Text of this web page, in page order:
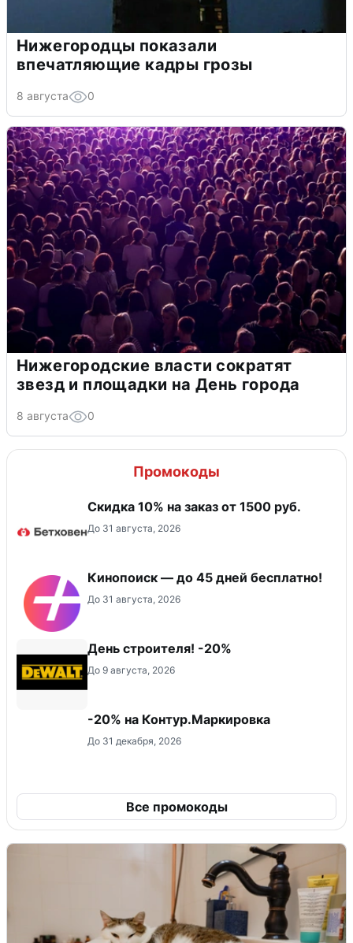
Нижегородцы показали
впечатляющие кадры грозы
8 августа 0
Нижегородские власти сократят
звезд и площадки на День города
8 августа 0
Промокоды
Скидка 10% на заказ от 1500 руб.
До 31 августа, 2026
Кинопоиск — до 45 дней бесплатно!
До 31 августа, 2026
День строителя! -20%
До 9 августа, 2026
-20% на Контур.Маркировка
До 31 декабря, 2026
Все промокоды